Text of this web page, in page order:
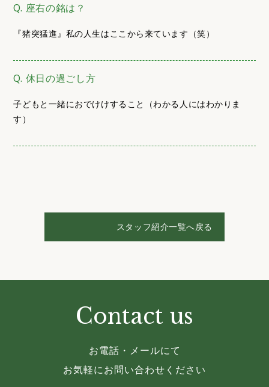
Q. 座右の銘は？
『猪突猛進』私の人生はここから来ています（笑）
Q. 休日の過ごし方
子どもと一緒におでけけすること（わかる人にはわかりま
す）
スタッフ紹介一覧へ戻る
Contact us
お電話・メールにて
お気軽にお問い合わせください